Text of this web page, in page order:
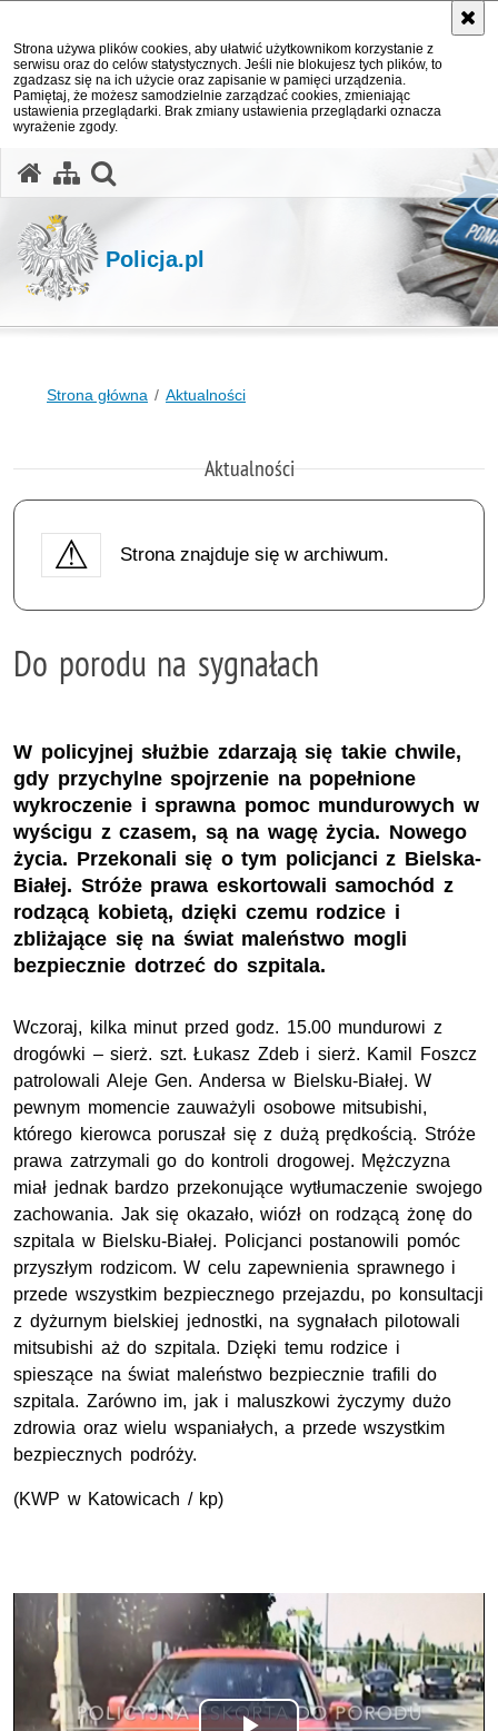
Strona używa plików cookies, aby ułatwić użytkownikom korzystanie z
serwisu oraz do celów statystycznych. Jeśli nie blokujesz tych plików, to
zgadzasz się na ich użycie oraz zapisanie w pamięci urządzenia.
Pamiętaj, że możesz samodzielnie zarządzać cookies, zmieniając
ustawienia przeglądarki. Brak zmiany ustawienia przeglądarki oznacza
wyrażenie zgody.
Policja.pl
Strona główna Aktualności
Aktualności
Strona znajduje się w archiwum.
Do porodu na sygnałach
W policyjnej służbie zdarzają się takie chwile,
gdy przychylne spojrzenie na popełnione
wykroczenie i sprawna pomoc mundurowych w
wyścigu z czasem, są na wagę życia. Nowego
życia. Przekonali się o tym policjanci z Bielska-
Białej. Stróże prawa eskortowali samochód z
rodzącą kobietą, dzięki czemu rodzice i
zbliżające się na świat maleństwo mogli
bezpiecznie dotrzeć do szpitala.
Wczoraj, kilka minut przed godz. 15.00 mundurowi z
drogówki – sierż. szt. Łukasz Zdeb i sierż. Kamil Foszcz
patrolowali Aleje Gen. Andersa w Bielsku-Białej. W
pewnym momencie zauważyli osobowe mitsubishi,
którego kierowca poruszał się z dużą prędkością. Stróże
prawa zatrzymali go do kontroli drogowej. Mężczyzna
miał jednak bardzo przekonujące wytłumaczenie swojego
zachowania. Jak się okazało, wiózł on rodzącą żonę do
szpitala w Bielsku-Białej. Policjanci postanowili pomóc
przyszłym rodzicom. W celu zapewnienia sprawnego i
przede wszystkim bezpiecznego przejazdu, po konsultacji
z dyżurnym bielskiej jednostki, na sygnałach pilotowali
mitsubishi aż do szpitala. Dzięki temu rodzice i
spieszące na świat maleństwo bezpiecznie trafili do
szpitala. Zarówno im, jak i maluszkowi życzymy dużo
zdrowia oraz wielu wspaniałych, a przede wszystkim
bezpiecznych podróży.
(KWP w Katowicach / kp)